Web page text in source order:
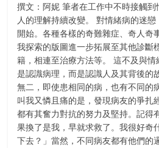
撰文：阿妮 筆者在工作中不時接觸
人的理解持續改變。 對情緒病的迷
開始。各種各樣的奇難雜症、奇人奇
我探索的版圖進一步拓展至其他診斷
籍，相連至治療方法等。 這不及與
是認識病理，而是認識人及其背後的
無二，即使患相同的病，也有不同的
叫我又憐且痛的是，發現病友的爭扎
都有其奮力對抗的努力及堅持。記得
果換了是我，早就求救了。我很好奇
下去？」當然，不同病友都有他們的